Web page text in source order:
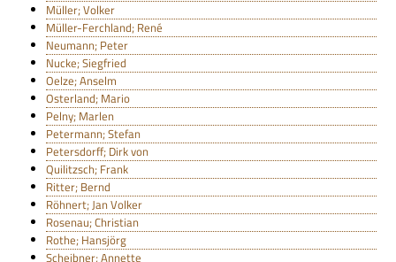
Müller; Volker
Müller-Ferchland; René
Neumann; Peter
Nucke; Siegfried
Oelze; Anselm
Osterland; Mario
Pelny; Marlen
Petermann; Stefan
Petersdorff; Dirk von
Quilitzsch; Frank
Ritter; Bernd
Röhnert; Jan Volker
Rosenau; Christian
Rothe; Hansjörg
Scheibner; Annette